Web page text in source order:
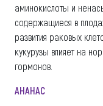
аминокислоты и
содержащиеся в
развития раковых
кукурузы влияет на
гормонов.
АНАНАС